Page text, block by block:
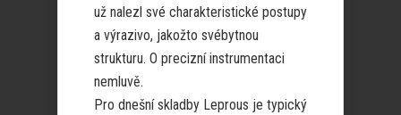
už nalezl své charakteristické postupy
a výrazivo, jakožto svébytnou
strukturu. O precizní instrumentaci
nemluvě.
Pro dnešní skladby Leprous je typický